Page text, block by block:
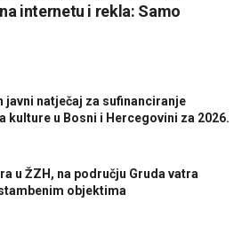
internetu i rekla: Samo
javni natječaj za sufinanciranje
kulture u Bosni i Hercegovini za 2026.
u ŽZH, na području Gruda vatra
objektima